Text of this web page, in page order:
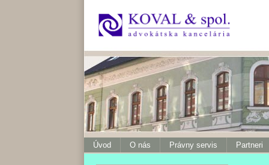
Úvod O nás Právny servis Partneri